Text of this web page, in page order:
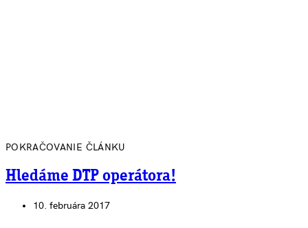
POKRAČOVANIE ČLÁNKU
Hledáme DTP operátora!
10. februára 2017